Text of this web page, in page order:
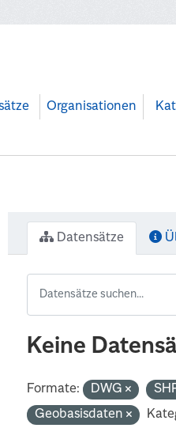
Organisationen
Datensätze
Keine
Formate: DWG
Geobasisdaten